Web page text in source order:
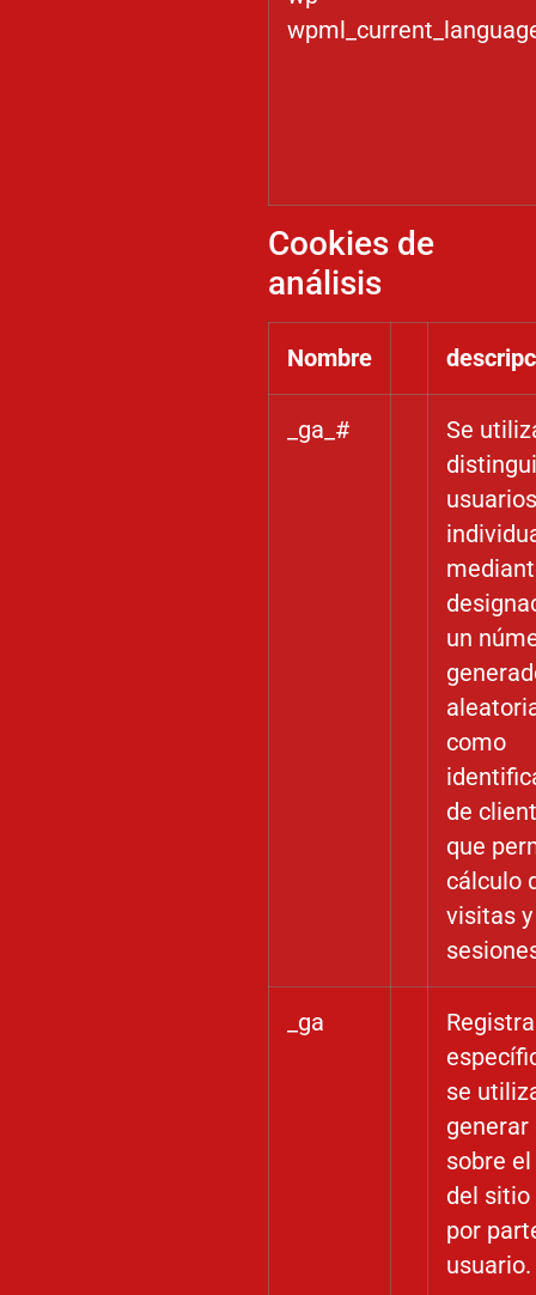
Cookies de
análisis
Nombre
_ga_#
Se
usuarios
un
como
de
que
cálculo
visitas y
_ga
se
generar
sobre
del sitio
por
usuario.